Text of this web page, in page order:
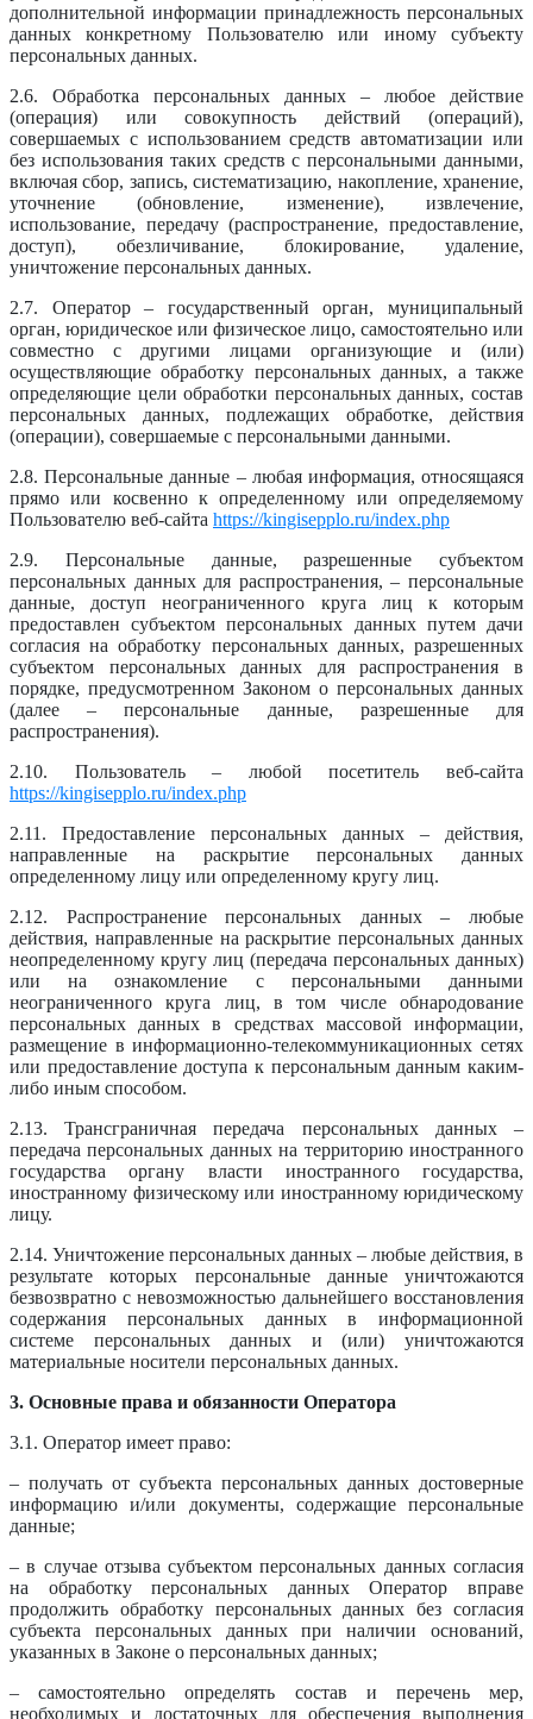
дополнительной информации принадлежность персональных
данных конкретному Пользователю или иному субъекту
персональных данных.
2.6. Обработка персональных данных – любое действие
(операция) или совокупность действий (операций),
совершаемых с использованием средств автоматизации или
без использования таких средств с персональными данными,
включая сбор, запись, систематизацию, накопление, хранение,
уточнение (обновление, изменение), извлечение,
использование, передачу (распространение, предоставление,
доступ), обезличивание, блокирование, удаление,
уничтожение персональных данных.
2.7. Оператор – государственный орган, муниципальный
орган, юридическое или физическое лицо, самостоятельно или
совместно с другими лицами организующие и (или)
осуществляющие обработку персональных данных, а также
определяющие цели обработки персональных данных, состав
персональных данных, подлежащих обработке, действия
(операции), совершаемые с персональными данными.
2.8. Персональные данные – любая информация, относящаяся
прямо или косвенно к определенному или определяемому
Пользователю веб-сайта https://kingisepplo.ru/index.php
2.9. Персональные данные, разрешенные субъектом
персональных данных для распространения, – персональные
данные, доступ неограниченного круга лиц к которым
предоставлен субъектом персональных данных путем дачи
согласия на обработку персональных данных, разрешенных
субъектом персональных данных для распространения в
порядке, предусмотренном Законом о персональных данных
(далее – персональные данные, разрешенные для
распространения).
2.10. Пользователь – любой посетитель веб-сайта
https://kingisepplo.ru/index.php
2.11. Предоставление персональных данных – действия,
направленные на раскрытие персональных данных
определенному лицу или определенному кругу лиц.
2.12. Распространение персональных данных – любые
действия, направленные на раскрытие персональных данных
неопределенному кругу лиц (передача персональных данных)
или на ознакомление с персональными данными
неограниченного круга лиц, в том числе обнародование
персональных данных в средствах массовой информации,
размещение в информационно-телекоммуникационных сетях
или предоставление доступа к персональным данным каким-
либо иным способом.
2.13. Трансграничная передача персональных данных –
передача персональных данных на территорию иностранного
государства органу власти иностранного государства,
иностранному физическому или иностранному юридическому
лицу.
2.14. Уничтожение персональных данных – любые действия, в
результате которых персональные данные уничтожаются
безвозвратно с невозможностью дальнейшего восстановления
содержания персональных данных в информационной
системе персональных данных и (или) уничтожаются
материальные носители персональных данных.
3. Основные права и обязанности Оператора
3.1. Оператор имеет право:
– получать от субъекта персональных данных достоверные
информацию и/или документы, содержащие персональные
данные;
– в случае отзыва субъектом персональных данных согласия
на обработку персональных данных Оператор вправе
продолжить обработку персональных данных без согласия
субъекта персональных данных при наличии оснований,
указанных в Законе о персональных данных;
– самостоятельно определять состав и перечень мер,
необходимых и достаточных для обеспечения выполнения